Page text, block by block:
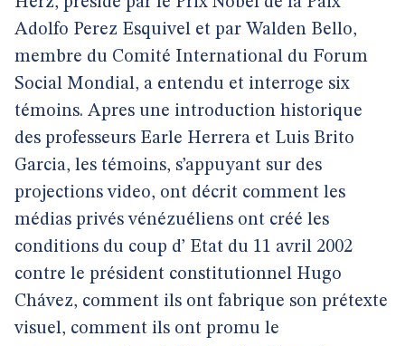
Adolfo Perez Esquivel et par Walden Bello,
membre du Comité International du Forum
Social Mondial, a entendu et interroge six
témoins. Apres une introduction historique
des professeurs Earle Herrera et Luis Brito
Garcia, les témoins, s’appuyant sur des
projections video, ont décrit comment les
médias privés vénézuéliens ont créé les
conditions du coup d’ Etat du 11 avril 2002
contre le président constitutionnel Hugo
Chávez, comment ils ont fabrique son prétexte
visuel, comment ils ont promu le